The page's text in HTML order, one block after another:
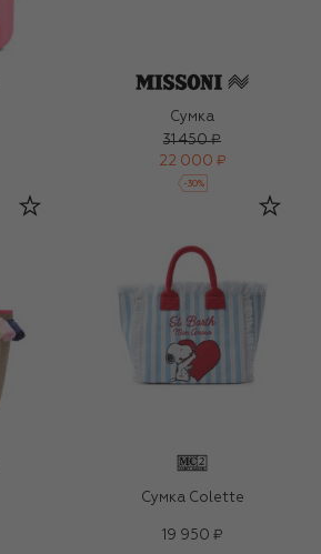
Сумка
31 450 ₽
22 000 ₽
-30%
Сумка Colette
19 950 ₽